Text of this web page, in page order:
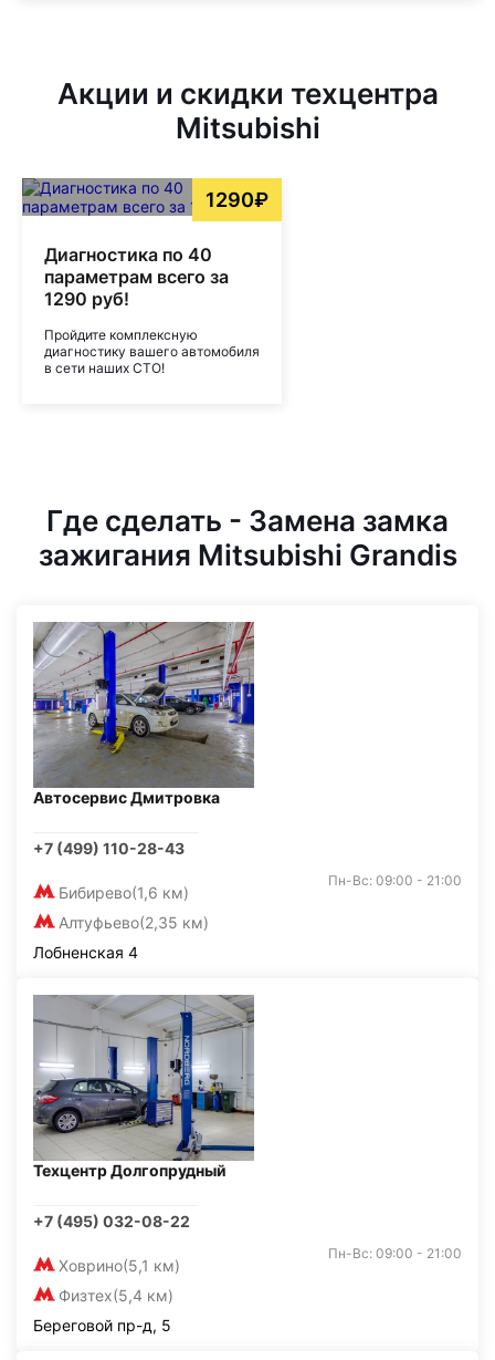
Акции и скидки техцентра
Mitsubishi
1290₽
Диагностика по 40
параметрам всего за
1290 руб!
Пройдите комплексную
диагностику вашего автомобиля
в сети наших СТО!
Где сделать - Замена замка
зажигания Mitsubishi Grandis
Автосервис Дмитровка
+7 (499) 110-28-43
Бибирево(1,6 км)
Алтуфьево(2,35 км)
Пн-Вс: 09:00 - 21:00
Лобненская 4
Техцентр Долгопрудный
+7 (495) 032-08-22
Ховрино(5,1 км)
Физтех(5,4 км)
Пн-Вс: 09:00 - 21:00
Береговой пр-д, 5